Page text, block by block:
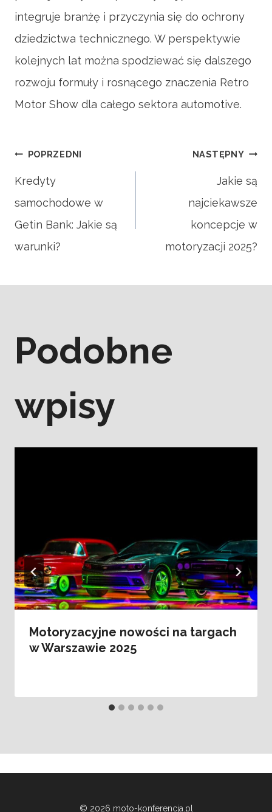
integruje branżę i przyczynia się do ochrony
dziedzictwa technicznego. W perspektywie
kolejnych lat można spodziewać się dalszego
rozwoju formuły i rosnącego znaczenia Retro
Motor Show dla całego sektora automotive.
Nawigacja
wpisu
POPRZEDNI
Kredyty
samochodowe w
Getin Bank: Jakie są
warunki?
NASTĘPNY
Jakie są
najciekawsze
koncepcje w
motoryzacji 2025?
Podobne
wpisy
Motoryzacyjne nowości na targach
w Warszawie 2025
© 2026 moto-konferencja.pl